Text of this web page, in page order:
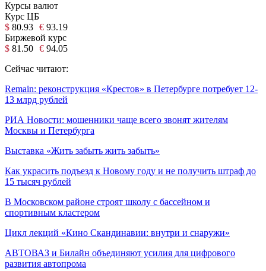
Курсы валют
Курс ЦБ
$ 80.93 € 93.19
Биржевой курс
$ 81.50 € 94.05
Сейчас читают:
Remain: реконструкция «Крестов» в Петербурге потребует 12-
13 млрд рублей
РИА Новости: мошенники чаще всего звонят жителям
Москвы и Петербурга
Выставка «Жить забыть жить забыть»
Как украсить подъезд к Новому году и не получить штраф до
15 тысяч рублей
В Московском районе строят школу с бассейном и
спортивным кластером
Цикл лекций «Кино Скандинавии: внутри и снаружи»
АВТОВАЗ и Билайн объединяют усилия для цифрового
развития автопрома